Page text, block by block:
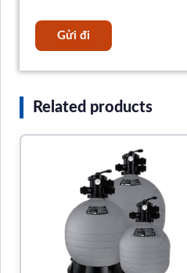
Related products